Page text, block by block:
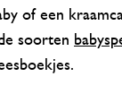
of een
soorten